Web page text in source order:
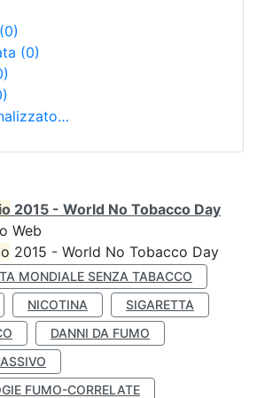
(0)
(0)
2015 - World No Tobacco Day
Web
2015 - World No Tobacco Day
MONDIALE SENZA TABACCO
NICOTINA
SIGARETTA
DANNI DA FUMO
FUMO-CORRELATE